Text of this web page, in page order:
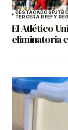
DESTACADOS
TERCERA RFEF Y
El Atlético
eliminatoria